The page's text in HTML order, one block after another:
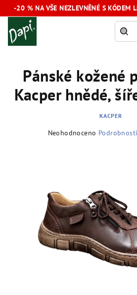
Přejít
na
-20 % NA VŠE NEZLEVNĚNÉ S KÓDEM
Pánské kožené
Kacper hnědé,
KACPER
Neohodnoceno